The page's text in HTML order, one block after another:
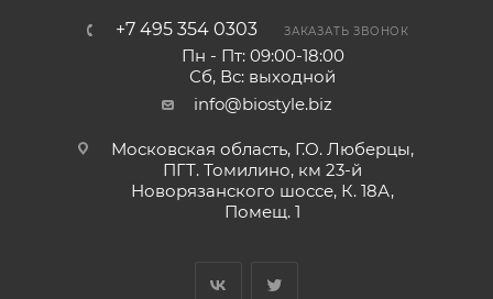
+7 495 354 0303 ЗАКАЗАТЬ ЗВОНОК
Пн - Пт: 09:00-18:00
Сб, Вс: выходной
info@biostyle.biz
Московская область, Г.О. Люберцы,
ПГТ. Томилино, км 23-й
Новорязанского шоссе, К. 18А,
Помещ. 1